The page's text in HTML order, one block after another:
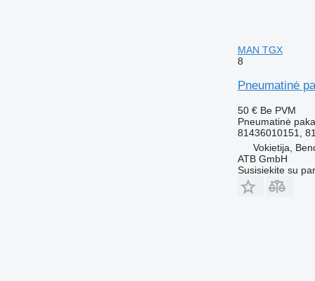
MAN TGX
8
Pneumatinė
50 € Be PVM
Pneumatinė
81436010151,
Vokietija,
ATB GmbH
Susisiekite su